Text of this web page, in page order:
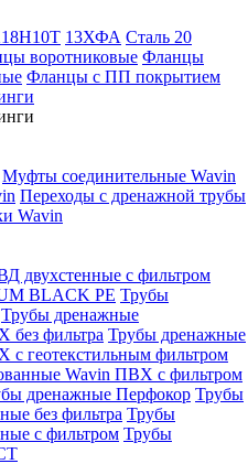
13ХФА Сталь 20
воротниковые Фланцы
Фланцы с ПП покрытием
Муфты соединительные Wavin
Переходы с дренажной трубы
Wavin
двухстенные с фильтром
BLACK PE Трубы
Трубы дренажные
без фильтра Трубы дренажные
геотекстильным фильтром
Wavin ПВХ с фильтром
дренажные Перфокор Трубы
без фильтра Трубы
с фильтром Трубы